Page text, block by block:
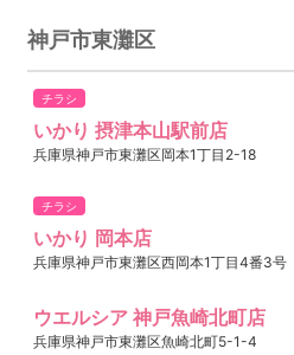
神戸市東灘区
チラシ
いかり 摂津本山駅前店
兵庫県神戸市東灘区岡本1丁目2-18
チラシ
いかり 岡本店
兵庫県神戸市東灘区西岡本1丁目4番3号
ウエルシア 神戸魚崎北町店
兵庫県神戸市東灘区魚崎北町5-1-4